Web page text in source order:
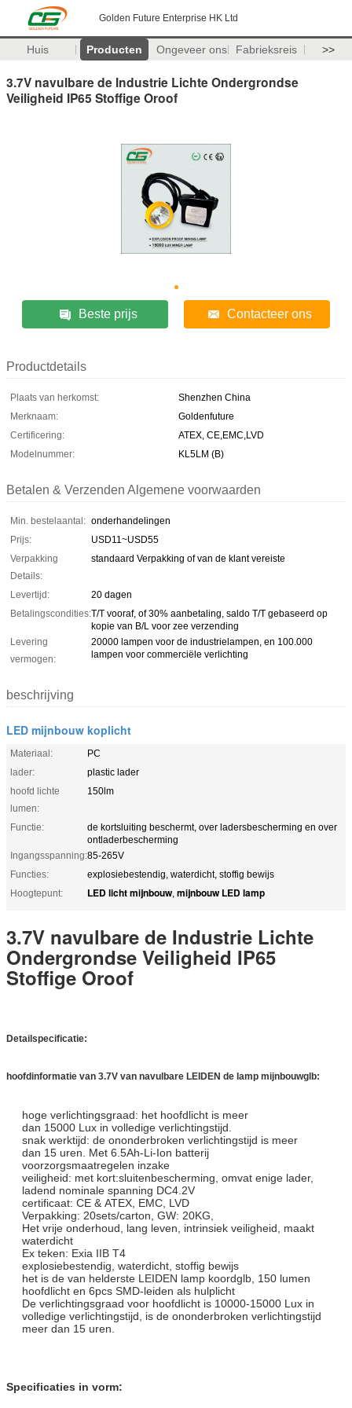
Golden Future Enterprise HK Ltd
Huis Producten Ongeveer ons Fabrieksreis >>
3.7V navulbare de Industrie Lichte Ondergrondse
Veiligheid IP65 Stoffige Oroof
Beste prijs Contacteer ons
Productdetails
Plaats van herkomst:
Shenzhen China
Merknaam:
Goldenfuture
Certificering:
ATEX, CE,EMC,LVD
Modelnummer:
KL5LM (B)
Betalen & Verzenden Algemene voorwaarden
Min. bestelaantal: onderhandelingen
Prijs:
USD11~USD55
Verpakking
Details:
standaard Verpakking of van de klant vereiste
Levertijd:
20 dagen
Betalingscondities:T/T vooraf, of 30% aanbetaling, saldo T/T gebaseerd op
kopie van B/L voor zee verzending
Levering
vermogen:
20000 lampen voor de industrielampen, en 100.000
lampen voor commerciële verlichting
beschrijving
LED mijnbouw koplicht
Materiaal:
PC
lader:
plastic lader
hoofd lichte
lumen:
150lm
Functie:
de kortsluiting beschermt, over ladersbescherming en over
ontladerbescherming
Ingangsspanning:85-265V
Functies:
explosiebestendig, waterdicht, stoffig bewijs
Hoogtepunt:
LED licht mijnbouw, mijnbouw LED lamp
3.7V navulbare de Industrie Lichte
Ondergrondse Veiligheid IP65
Stoffige Oroof
Detailspecificatie:
hoofdinformatie van 3.7V van navulbare LEIDEN de lamp mijnbouwglb:
hoge verlichtingsgraad: het hoofdlicht is meer
dan 15000 Lux in volledige verlichtingstijd.
snak werktijd: de ononderbroken verlichtingstijd is meer
dan 15 uren. Met 6.5Ah-Li-Ion batterij
voorzorgsmaatregelen inzake
veiligheid: met kort:sluitenbescherming, omvat enige lader,
ladend nominale spanning DC4.2V
certificaat: CE & ATEX, EMC, LVD
Verpakking: 20sets/carton, GW: 20KG,
Het vrije onderhoud, lang leven, intrinsiek veiligheid, maakt
waterdicht
Ex teken: Exia IIB T4
explosiebestendig, waterdicht, stoffig bewijs
het is de van helderste LEIDEN lamp koordglb, 150 lumen
hoofdlicht en 6pcs SMD-leiden als hulplicht
De verlichtingsgraad voor hoofdlicht is 10000-15000 Lux in
volledige verlichtingstijd, is de ononderbroken verlichtingstijd
meer dan 15 uren.
Specificaties in vorm: